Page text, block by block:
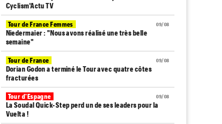
Cyclism'Actu TV
09/08
Tour de France Femmes
Niedermaier : "Nous avons réalisé une très belle
semaine"
09/08
Tour de France
Dorian Godon a terminé le Tour avec quatre côtes
fracturées
09/08
Tour d'Espagne
La Soudal Quick-Step perd un de ses leaders pour la
Vuelta !